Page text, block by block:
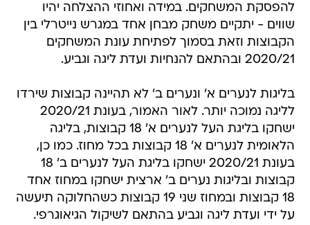
להפסקת המשחקים. במידה ואחוזי ההצלחה יהיו
שווים - יתקיים משחק מבחן אחד במגרש נייטרלי בין
הקבוצות וזאת בסמוך לפתיחת עונת המשחקים
2020/21 ובהתאם להנחיות ועדת ליגה וגביע.
בליגות לנערים א' ונערים ב' לא תהיינה קבוצות שירדו
לליגה נמוכה יותר. לאור האמור, בעונת 2020/21
ישחקו בליגת העל לנערים א' 18 קבוצות, בליגה
הלאומית לנערים א' 18 קבוצות בכל מחוז. כמו כן,
בעונת 2020/21 ישחקו בליגת העל לנערים ב' 18
קבוצות ובליגות נערים ב' ארצית ישחקו במחוז אחד
18 קבוצות ובמחוז שני 19 קבוצות כשהחלוקה תיעשה
על ידי ועדת ליגה וגביע בהתאם לשיקול הגיאוגרפי.